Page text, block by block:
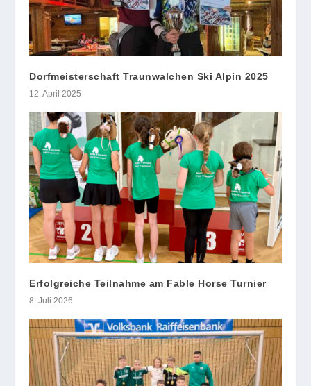
Dorfmeisterschaft Traunwalchen Ski Alpin 2025
12. April 2025
Erfolgreiche Teilnahme am Fable Horse Turnier
8. Juli 2026